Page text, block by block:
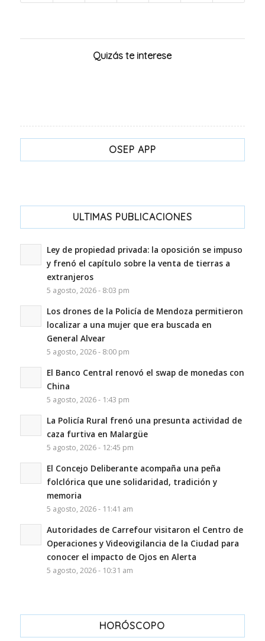
Quizás te interese
OSEP APP
ULTIMAS PUBLICACIONES
Ley de propiedad privada: la oposición se impuso
y frenó el capítulo sobre la venta de tierras a
extranjeros
5 agosto, 2026 - 8:03 pm
Los drones de la Policía de Mendoza permitieron
localizar a una mujer que era buscada en
General Alvear
5 agosto, 2026 - 8:00 pm
El Banco Central renovó el swap de monedas con
China
5 agosto, 2026 - 1:43 pm
La Policía Rural frenó una presunta actividad de
caza furtiva en Malargüe
5 agosto, 2026 - 12:45 pm
El Concejo Deliberante acompaña una peña
folclórica que une solidaridad, tradición y
memoria
5 agosto, 2026 - 11:41 am
Autoridades de Carrefour visitaron el Centro de
Operaciones y Videovigilancia de la Ciudad para
conocer el impacto de Ojos en Alerta
5 agosto, 2026 - 10:31 am
HORÓSCOPO